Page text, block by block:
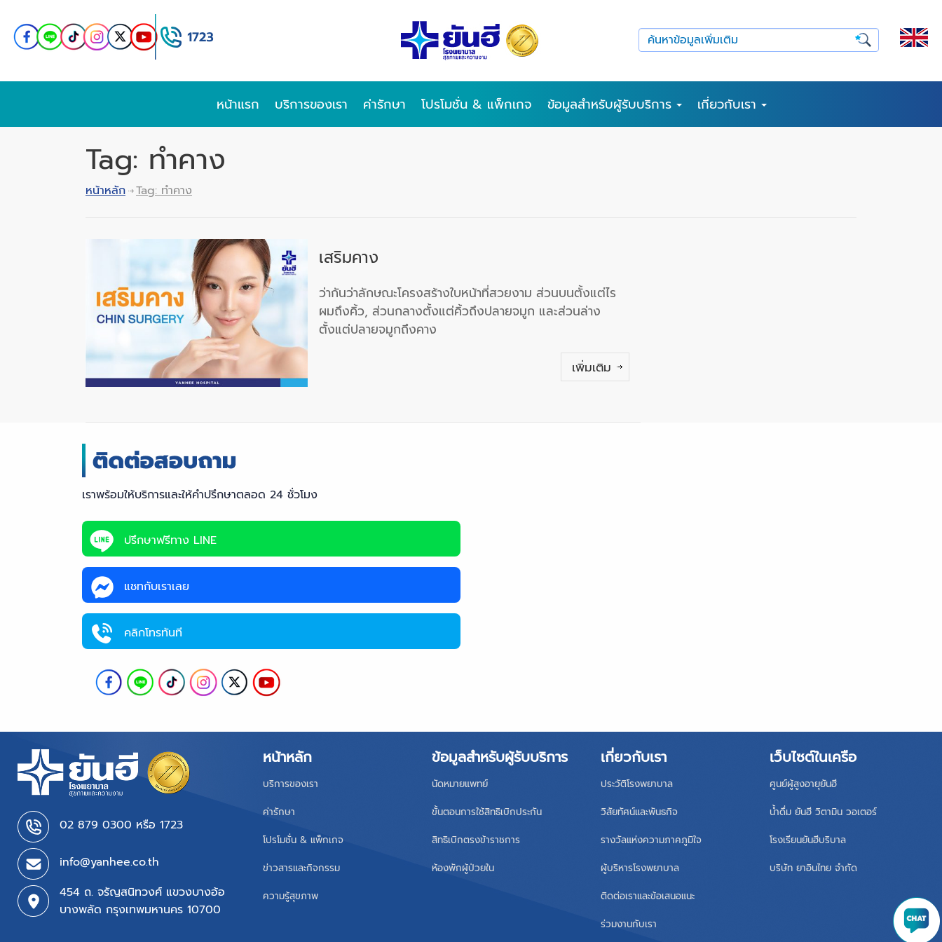
หน้าแรก บริการของเรา ค่ารักษา โปรโมชั่น & แพ็กเกจ ข้อมูลสำหรับผู้รับบริการ เกี่ยวกับเรา
Tag: ทำคาง
หน้าหลัก Tag: ทำคาง
เสริมคาง
ว่ากันว่าลักษณะโครงสร้างใบหน้าที่สวยงาม ส่วนบนตั้งแต่ไร
ผมถึงคิ้ว, ส่วนกลางตั้งแต่คิ้วถึงปลายจมูก และส่วนล่าง
ตั้งแต่ปลายจมูกถึงคาง
เพิ่มเติม
เราพร้อมให้บริการและให้คำปรึกษาตลอด 24 ชั่วโมง
ปรึกษาฟรีทาง LINE
แชทกับเราเลย
คลิกโทรทันที
02 879 0300 หรือ 1723
info@yanhee.co.th
454 ถ. จรัญสนิทวงศ์ แขวงบางอ้อ
บางพลัด กรุงเทพมหานคร 10700
หน้าหลัก
บริการของเรา
ค่ารักษา
โปรโมชั่น & แพ็กเกจ
ข่าวสารและกิจกรรม
ความรู้สุขภาพ
ข้อมูลสำหรับผู้รับบริการ
นัดหมายแพทย์
ขั้นตอนการใช้สิทธิเบิกประกัน
สิทธิเบิกตรงข้าราชการ
ห้องพักผู้ป่วยใน
เกี่ยวกับเรา
ประวัติโรงพยาบาล
วิสัยทัศน์และพันธกิจ
รางวัลแห่งความภาคภูมิใจ
ผู้บริหารโรงพยาบาล
ติดต่อเราและข้อเสนอแนะ
ร่วมงานกับเรา
เว็บไซต์ในเครือ
ศูนย์ผู้สูงอายุยันฮี
น้ำดื่ม ยันฮี วิตามิน วอเตอร์
โรงเรียนยันฮีบริบาล
บริษัท ยาอินไทย จำกัด